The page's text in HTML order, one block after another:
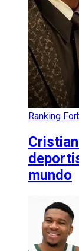
Ranking
mundo